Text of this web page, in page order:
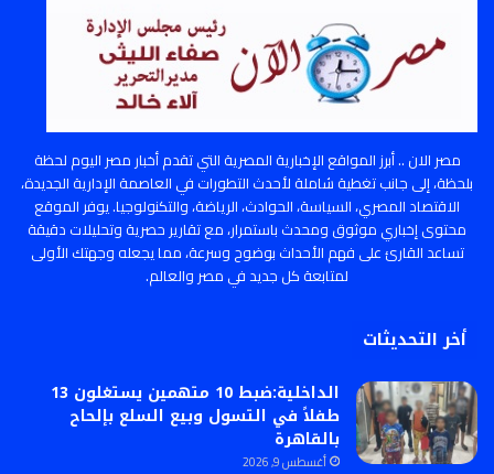
مصر الان .. أبرز المواقع الإخبارية المصرية التي تقدم أخبار مصر اليوم لحظة
بلحظة، إلى جانب تغطية شاملة لأحدث التطورات في العاصمة الإدارية الجديدة،
الاقتصاد المصري، السياسة، الحوادث، الرياضة، والتكنولوجيا. يوفر الموقع
محتوى إخباري موثوق ومحدث باستمرار، مع تقارير حصرية وتحليلات دقيقة
تساعد القارئ على فهم الأحداث بوضوح وسرعة، مما يجعله وجهتك الأولى
لمتابعة كل جديد في مصر والعالم.
أخر التحديثات
الداخلية:ضبط 10 متهمين يستغلون 13
طفلاً في التسول وبيع السلع بإلحاح
بالقاهرة
أغسطس 9, 2026